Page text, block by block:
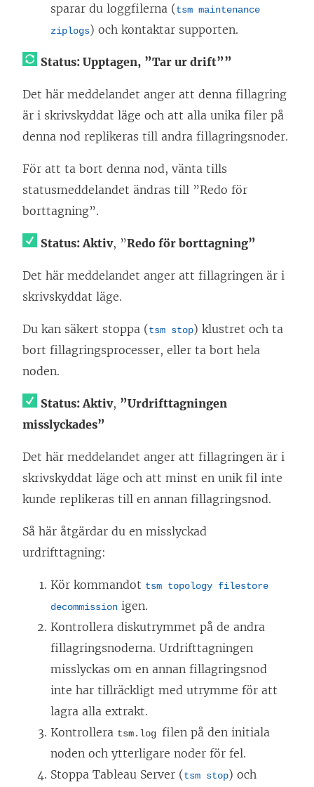
sparar du loggfilerna (tsm maintenance
ziplogs) och kontaktar supporten.
Status: Upptagen, ”Tar ur drift””
Det här meddelandet anger att denna fillagring
är i skrivskyddat läge och att alla unika filer på
denna nod replikeras till andra fillagringsnoder.
För att ta bort denna nod, vänta tills
statusmeddelandet ändras till ”Redo för
borttagning”.
Status: Aktiv, ”Redo för borttagning”
Det här meddelandet anger att fillagringen är i
skrivskyddat läge.
Du kan säkert stoppa (tsm stop) klustret och ta
bort fillagringsprocesser, eller ta bort hela
noden.
Status: Aktiv, ”Urdrifttagningen
misslyckades”
Det här meddelandet anger att fillagringen är i
skrivskyddat läge och att minst en unik fil inte
kunde replikeras till en annan fillagringsnod.
Så här åtgärdar du en misslyckad
urdrifttagning:
Kör kommandot tsm topology filestore
decommission igen.
Kontrollera diskutrymmet på de andra
fillagringsnoderna. Urdrifttagningen
misslyckas om en annan fillagringsnod
inte har tillräckligt med utrymme för att
lagra alla extrakt.
Kontrollera tsm.log filen på den initiala
noden och ytterligare noder för fel.
Stoppa Tableau Server (tsm stop) och